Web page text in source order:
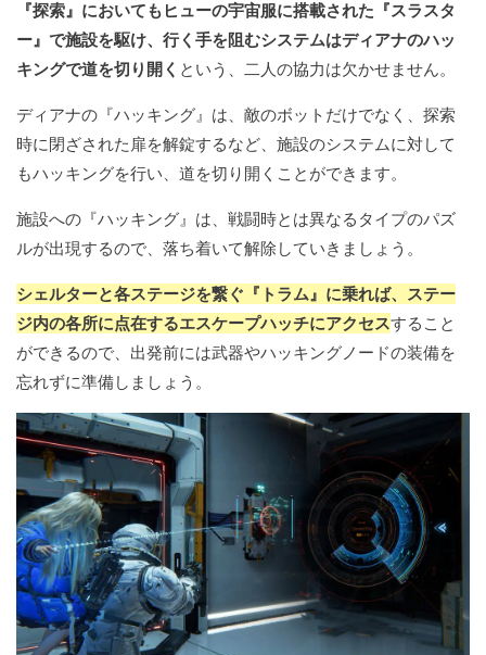
『探索』においてもヒューの宇宙服に搭載された『スラスタ
ー』で施設を駆け、行く手を阻むシステムはディアナのハッ
キングで道を切り開く という、二人の協力は欠かせません。
ディアナの『ハッキング』は、敵のボットだけでなく、探索
時に閉ざされた扉を解錠するなど、施設のシステムに対して
もハッキングを行い、道を切り開くことができます。
施設への『ハッキング』は、戦闘時とは異なるタイプのパズ
ルが出現するので、落ち着いて解除していきましょう。
シェルターと各ステージを繋ぐ『トラム』に乗れば、ステー
ジ内の各所に点在するエスケープハッチにアクセスすること
ができるので、出発前には武器やハッキングノードの装備を
忘れずに準備しましょう。